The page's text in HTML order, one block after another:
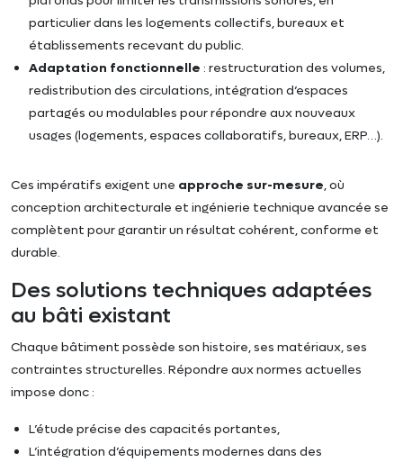
particulier dans les logements collectifs, bureaux et
établissements recevant du public.
Adaptation fonctionnelle : restructuration des volumes,
redistribution des circulations, intégration d’espaces
partagés ou modulables pour répondre aux nouveaux
usages (logements, espaces collaboratifs, bureaux, ERP…).
Ces impératifs exigent une approche sur-mesure, où
conception architecturale et ingénierie technique avancée se
complètent pour garantir un résultat cohérent, conforme et
durable.
Des solutions techniques adaptées
au bâti existant
Chaque bâtiment possède son histoire, ses matériaux, ses
contraintes structurelles. Répondre aux normes actuelles
impose donc :
L’étude précise des capacités portantes,
L’intégration d’équipements modernes dans des